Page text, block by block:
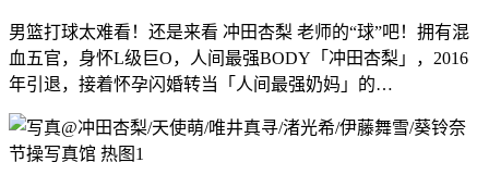
男篮打球太难看！还是来看 冲田杏梨 老师的“球”吧！拥有混
血五官，身怀L级巨O，人间最强BODY「冲田杏梨」，2016
年引退，接着怀孕闪婚转当「人间最强奶妈」的…